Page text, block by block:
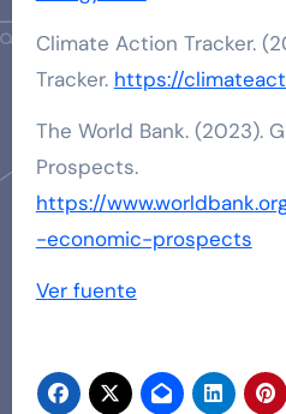
Climate Action Tracker.
Tracker. https://
The World Bank. (2023).
Prospects.
https://
-economic-prospects
Ver fuente